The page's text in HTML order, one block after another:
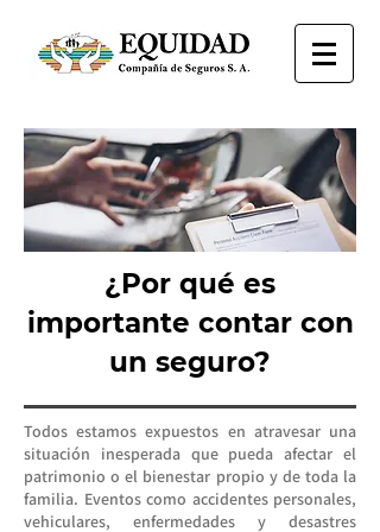
¿Por qué es
importante contar con
un seguro?
Todos estamos expuestos en atravesar una
situación inesperada que pueda afectar el
patrimonio o el bienestar propio y de toda la
familia. Eventos como accidentes personales,
vehiculares, enfermedades y desastres